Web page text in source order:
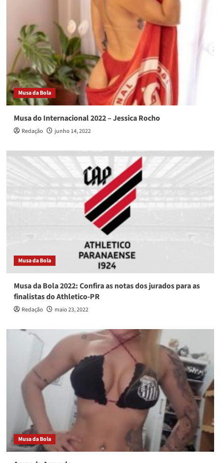
Musa da Bola
Musa do Internacional 2022 – Jessica Rocho
Redação junho 14, 2022
Musa da Bola
Musa da Bola 2022: Confira as notas dos jurados para as
finalistas do Athletico-PR
Redação maio 23, 2022
Musa da Bola